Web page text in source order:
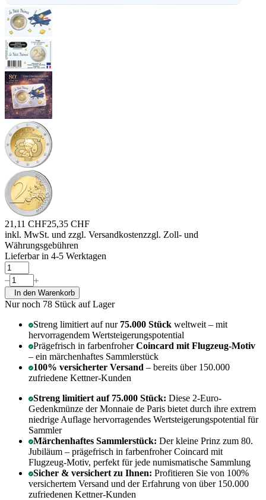
21,11 CHF25,35 CHF
inkl. MwSt. und zzgl. Versandkostenzzgl. Zoll- und
Währungsgebühren
Lieferbar in 4-5 Werktagen
In den Warenkorb
Nur noch 78 Stück auf Lager
Streng limitiert auf nur 75.000 Stück weltweit – mit
hervorragendem Wertsteigerungspotential
Prägefrisch in farbenfroherCoincard mit Flugzeug-Motiv
– ein märchenhaftes Sammlerstück
100% versicherter Versand – bereits über 150.000
zufriedene Kettner-Kunden
Streng limitiert auf 75.000 Stück: Diese 2-Euro-
Gedenkmünze der Monnaie de Paris bietet durch ihre extrem
niedrige Auflage hervorragendes Wertsteigerungspotential für
Sammler
Märchenhaftes Sammlerstück: Der kleine Prinz zum 80.
Jubiläum – prägefrisch in farbenfroher Coincard mit
Flugzeug-Motiv, perfekt für jede numismatische Sammlung
Sicher & versichert zu Ihnen: Profitieren Sie von 100%
versichertem Versand und der Erfahrung von über 150.000
zufriedenen Kettner-Kunden